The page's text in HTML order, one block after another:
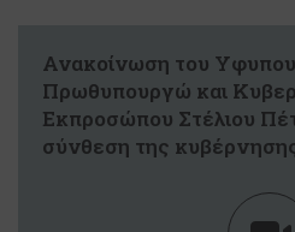
Ανακοίνωση του
Πρωθυπουργώ και
Εκπροσώπου Στέλιου
σύνθεση της